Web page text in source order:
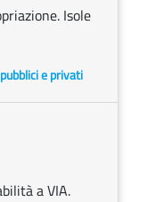
Isole
e privati
a VIA.